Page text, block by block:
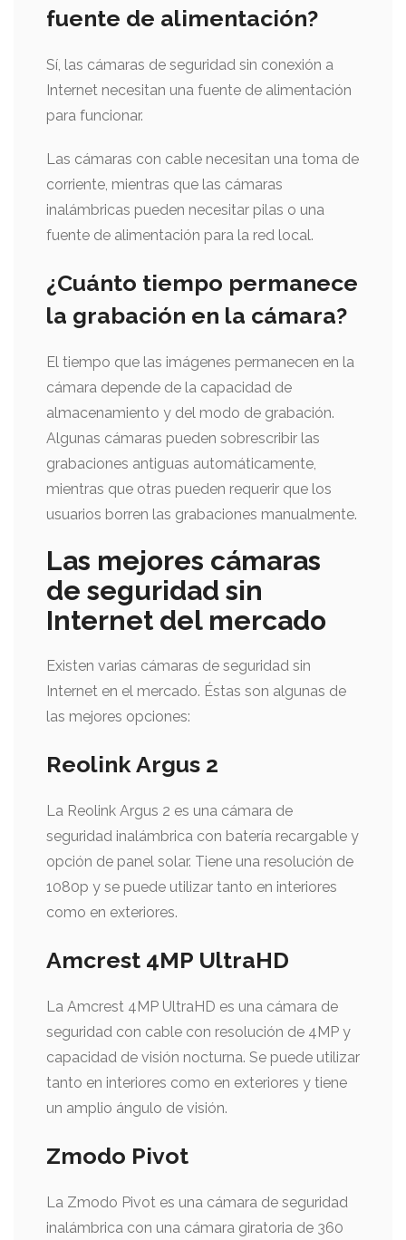
fuente de alimentación?
Sí, las cámaras de seguridad sin conexión a
Internet necesitan una fuente de alimentación
para funcionar.
Las cámaras con cable necesitan una toma de
corriente, mientras que las cámaras
inalámbricas pueden necesitar pilas o una
fuente de alimentación para la red local.
¿Cuánto tiempo permanece
la grabación en la cámara?
El tiempo que las imágenes permanecen en la
cámara depende de la capacidad de
almacenamiento y del modo de grabación.
Algunas cámaras pueden sobrescribir las
grabaciones antiguas automáticamente,
mientras que otras pueden requerir que los
usuarios borren las grabaciones manualmente.
Las mejores cámaras
de seguridad sin
Internet del mercado
Existen varias cámaras de seguridad sin
Internet en el mercado. Éstas son algunas de
las mejores opciones:
Reolink Argus 2
La Reolink Argus 2 es una cámara de
seguridad inalámbrica con batería recargable y
opción de panel solar. Tiene una resolución de
1080p y se puede utilizar tanto en interiores
como en exteriores.
Amcrest 4MP UltraHD
La Amcrest 4MP UltraHD es una cámara de
seguridad con cable con resolución de 4MP y
capacidad de visión nocturna. Se puede utilizar
tanto en interiores como en exteriores y tiene
un amplio ángulo de visión.
Zmodo Pivot
La Zmodo Pivot es una cámara de seguridad
inalámbrica con una cámara giratoria de 360